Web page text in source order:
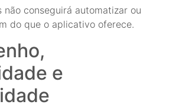
não conseguirá automatizar ou
do que o aplicativo oferece.
e